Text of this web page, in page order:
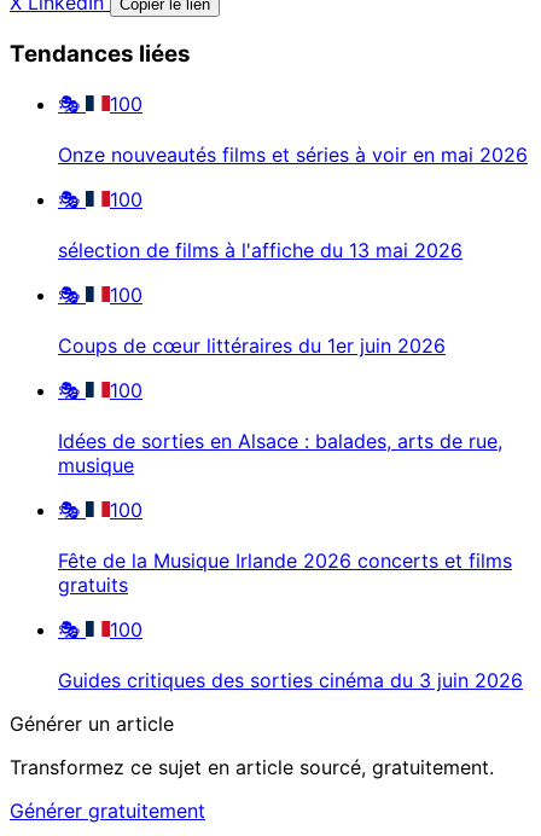
Copier le lien
Tendances liées
🎭 100
Onze nouveautés films et séries à voir en mai 2026
🎭
100
sélection de films à l'affiche du 13 mai 2026
🎭
100
Coups de cœur littéraires du 1er juin 2026
🎭
100
Idées de sorties en Alsace : balades, arts de rue,
musique
🎭
100
Fête de la Musique Irlande 2026 concerts et films
gratuits
🎭
100
Guides critiques des sorties cinéma du 3 juin 2026
Générer un article
Transformez ce sujet en article sourcé, gratuitement.
Générer gratuitement